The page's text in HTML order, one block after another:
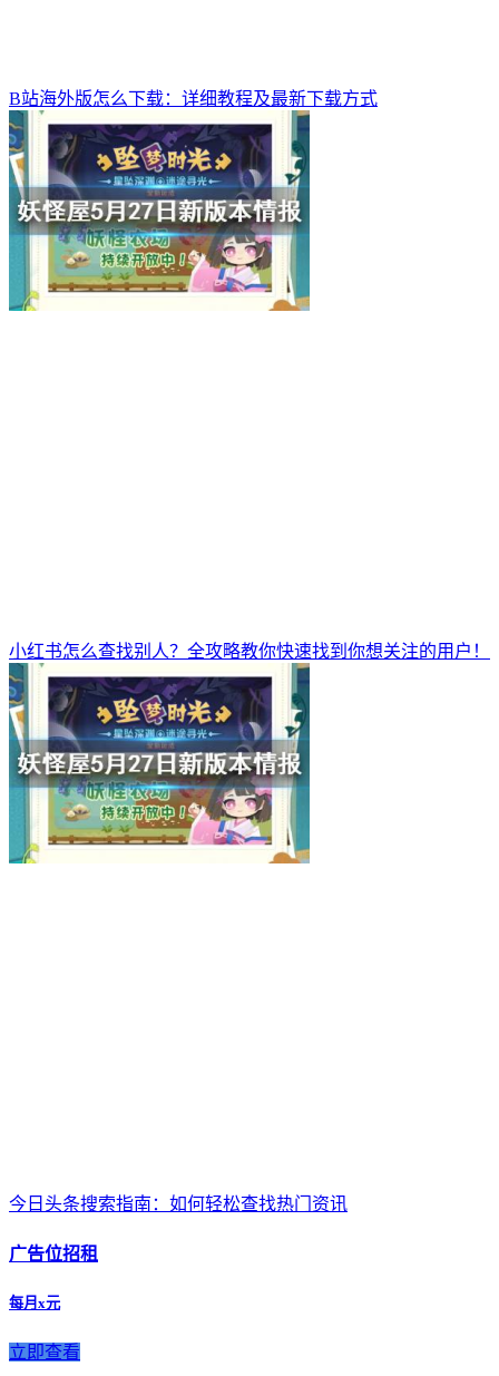
B站海外版怎么下载：详细教程及最新下载方式
小红书怎么查找别人？全攻略教你快速找到你想关注的用户！
今日头条搜索指南：如何轻松查找热门资讯
广告位招租
每月x元
立即查看